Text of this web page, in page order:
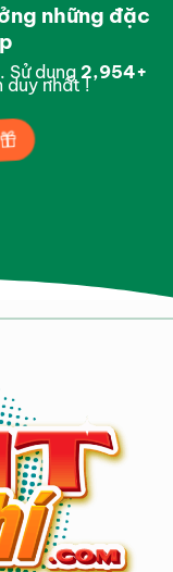
những đặc
Sử dụng 2,997+
duy nhất !